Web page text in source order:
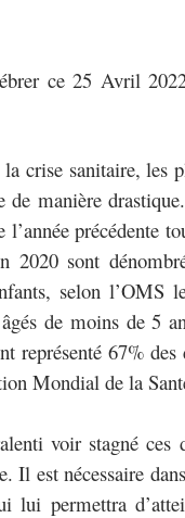
ce 25 Avril
crise sanitaire, les
manière
l’année précédente
2020 sont
selon l’OMS
de moins de 5
67% des
Mondial de la
voir stagné ces
Il est nécessaire
lui permettra